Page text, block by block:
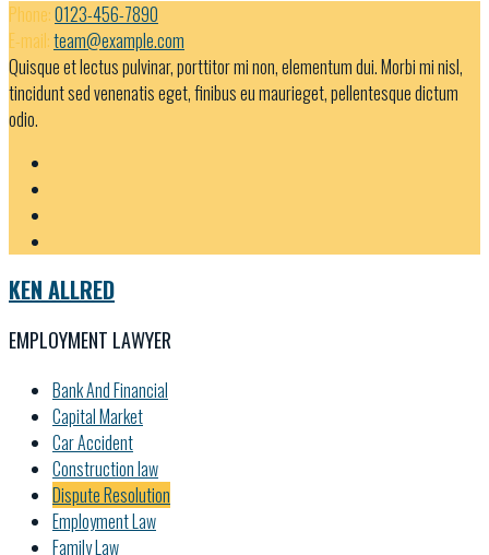
Phone:0123-456-7890
E-mail:team@example.com
Quisque et lectus pulvinar, porttitor mi non, elementum dui. Morbi mi nisl,
tincidunt sed venenatis eget, finibus eu maurieget, pellentesque dictum
odio.
KEN ALLRED
EMPLOYMENT LAWYER
Bank And Financial
Capital Market
Car Accident
Construction law
Dispute Resolution
Employment Law
Family Law